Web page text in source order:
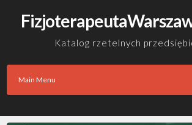
Katalog rzetelnych
Main Menu